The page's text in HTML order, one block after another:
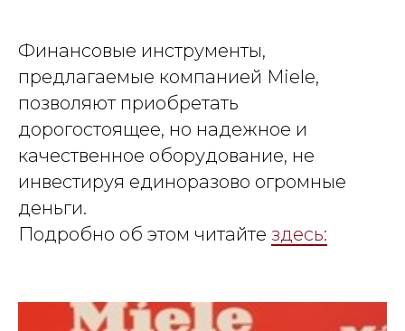
Финансовые инструменты,
предлагаемые компанией Miele,
позволяют приобретать
дорогостоящее, но надежное и
качественное оборудование, не
инвестируя единоразово огромные
деньги.
Подробно об этом читайте здесь: